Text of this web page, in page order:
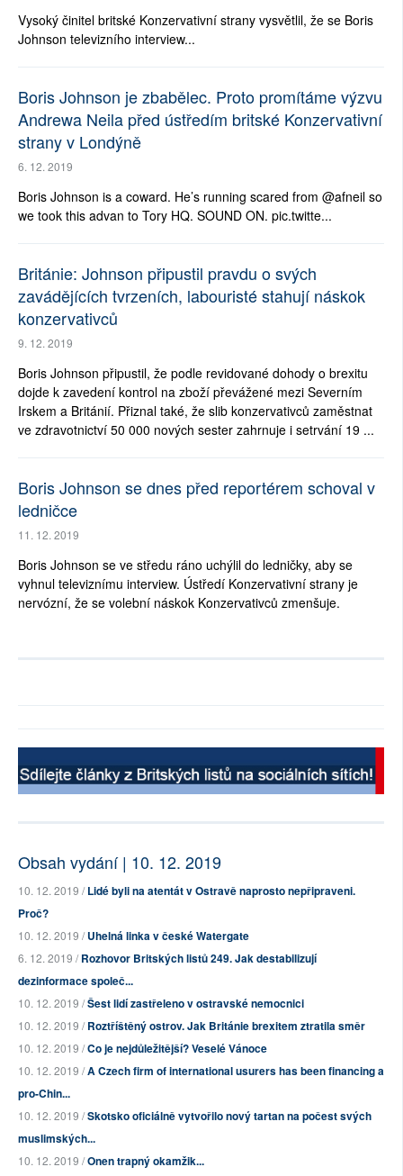
Vysoký činitel britské Konzervativní strany vysvětlil, že se Boris
Johnson televizního interview...
Boris Johnson je zbabělec. Proto promítáme výzvu
Andrewa Neila před ústředím britské Konzervativní
strany v Londýně
6. 12. 2019
Boris Johnson is a coward. He’s running scared from @afneil so
we took this advan to Tory HQ. SOUND ON. pic.twitte...
Británie: Johnson připustil pravdu o svých
zavádějících tvrzeních, labouristé stahují náskok
konzervativců
9. 12. 2019
Boris Johnson připustil, že podle revidované dohody o brexitu
dojde k zavedení kontrol na zboží převážené mezi Severním
Irskem a Británií. Přiznal také, že slib konzervativců zaměstnat
ve zdravotnictví 50 000 nových sester zahrnuje i setrvání 19 ...
Boris Johnson se dnes před reportérem schoval v
ledničce
11. 12. 2019
Boris Johnson se ve středu ráno uchýlil do ledničky, aby se
vyhnul televiznímu interview. Ústředí Konzervativní strany je
nervózní, že se volební náskok Konzervativců zmenšuje.
Obsah vydání | 10. 12. 2019
10. 12. 2019 /Lidé byli na atentát v Ostravě naprosto nepřipraveni.
Proč?
10. 12. 2019 /Uhelná linka v české Watergate
6. 12. 2019 /Rozhovor Britských listů 249. Jak destabilizují
dezinformace společ...
10. 12. 2019 /Šest lidí zastřeleno v ostravské nemocnici
10. 12. 2019 /Roztříštěný ostrov. Jak Británie brexitem ztratila směr
10. 12. 2019 /Co je nejdůležitější? Veselé Vánoce
10. 12. 2019 /A Czech firm of international usurers has been financing a
pro-Chin...
10. 12. 2019 /Skotsko oficiálně vytvořilo nový tartan na počest svých
muslimských...
10. 12. 2019 /Onen trapný okamžik...